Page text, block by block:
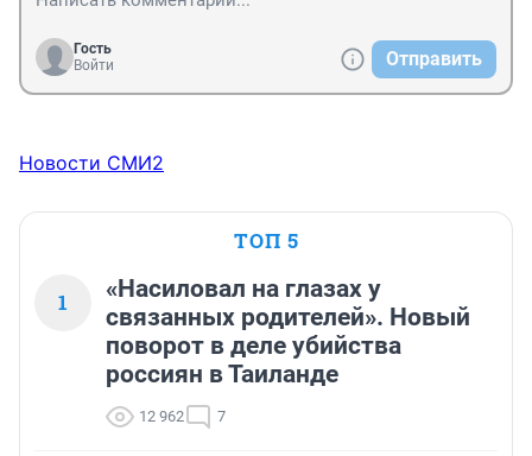
Гость
Войти
Отправить
Новости СМИ2
ТОП 5
1
«Насиловал на глазах у
связанных родителей». Новый
поворот в деле убийства
россиян в Таиланде
12 962 7